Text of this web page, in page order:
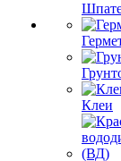
Клеи